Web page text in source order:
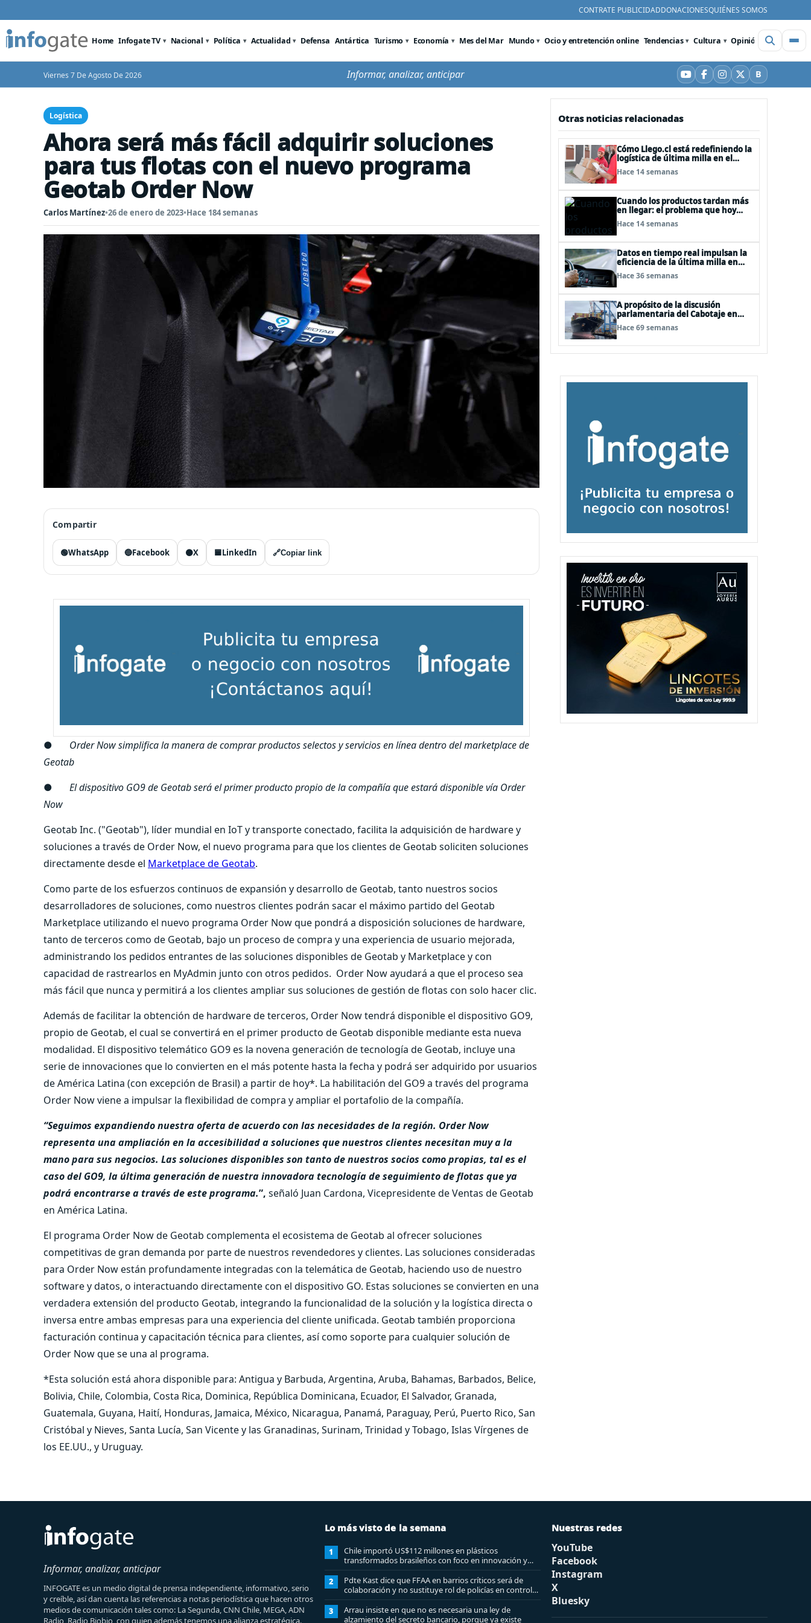
CONTRATE PUBLICIDADDONACIONESQUIÉNES SOMOS
Home Infogate TV Nacional Política Actualidad Defensa Antártica Turismo Economía Mes del Mar Mundo Ocio y entretención online Tendencias Cultura Opinión Videos
Viernes 7 De Agosto De 2026 Informar, analizar, anticipar YouTube
Facebook
Instagram
X BBluesky
Logística
Ahora será más fácil adquirir soluciones
para tus flotas con el nuevo programa
Geotab Order Now
Carlos Martínez•26 de enero de 2023•Hace 184 semanas
Compartir
🟢WhatsApp 🔵Facebook ⚫X 🟦LinkedIn 🔗Copiar link
● Order Now simplifica la manera de comprar productos selectos y servicios en línea dentro del marketplace de
Geotab
● El dispositivo GO9 de Geotab será el primer producto propio de la compañía que estará disponible vía Order
Now
Geotab Inc. ("Geotab"), líder mundial en IoT y transporte conectado, facilita la adquisición de hardware y
soluciones a través de Order Now, el nuevo programa para que los clientes de Geotab soliciten soluciones
directamente desde el Marketplace de Geotab.
Como parte de los esfuerzos continuos de expansión y desarrollo de Geotab, tanto nuestros socios
desarrolladores de soluciones, como nuestros clientes podrán sacar el máximo partido del Geotab
Marketplace utilizando el nuevo programa Order Now que pondrá a disposición soluciones de hardware,
tanto de terceros como de Geotab, bajo un proceso de compra y una experiencia de usuario mejorada,
administrando los pedidos entrantes de las soluciones disponibles de Geotab y Marketplace y con
capacidad de rastrearlos en MyAdmin junto con otros pedidos. Order Now ayudará a que el proceso sea
más fácil que nunca y permitirá a los clientes ampliar sus soluciones de gestión de flotas con solo hacer clic.
Además de facilitar la obtención de hardware de terceros, Order Now tendrá disponible el dispositivo GO9,
propio de Geotab, el cual se convertirá en el primer producto de Geotab disponible mediante esta nueva
modalidad. El dispositivo telemático GO9 es la novena generación de tecnología de Geotab, incluye una
serie de innovaciones que lo convierten en el más potente hasta la fecha y podrá ser adquirido por usuarios
de América Latina (con excepción de Brasil) a partir de hoy*. La habilitación del GO9 a través del programa
Order Now viene a impulsar la flexibilidad de compra y ampliar el portafolio de la compañía.
“Seguimos expandiendo nuestra oferta de acuerdo con las necesidades de la región. Order Now
representa una ampliación en la accesibilidad a soluciones que nuestros clientes necesitan muy a la
mano para sus negocios. Las soluciones disponibles son tanto de nuestros socios como propias, tal es el
caso del GO9, la última generación de nuestra innovadora tecnología de seguimiento de flotas que ya
podrá encontrarse a través de este programa.”, señaló Juan Cardona, Vicepresidente de Ventas de Geotab
en América Latina.
El programa Order Now de Geotab complementa el ecosistema de Geotab al ofrecer soluciones
competitivas de gran demanda por parte de nuestros revendedores y clientes. Las soluciones consideradas
para Order Now están profundamente integradas con la telemática de Geotab, haciendo uso de nuestro
software y datos, o interactuando directamente con el dispositivo GO. Estas soluciones se convierten en una
verdadera extensión del producto Geotab, integrando la funcionalidad de la solución y la logística directa o
inversa entre ambas empresas para una experiencia del cliente unificada. Geotab también proporciona
facturación continua y capacitación técnica para clientes, así como soporte para cualquier solución de
Order Now que se una al programa.
*Esta solución está ahora disponible para: Antigua y Barbuda, Argentina, Aruba, Bahamas, Barbados, Belice,
Bolivia, Chile, Colombia, Costa Rica, Dominica, República Dominicana, Ecuador, El Salvador, Granada,
Guatemala, Guyana, Haití, Honduras, Jamaica, México, Nicaragua, Panamá, Paraguay, Perú, Puerto Rico, San
Cristóbal y Nieves, Santa Lucía, San Vicente y las Granadinas, Surinam, Trinidad y Tobago, Islas Vírgenes de
los EE.UU., y Uruguay.
Otras noticias relacionadas
Cómo Llego.cl está redefiniendo la
logística de última milla en el
comercio online chileno
Hace 14 semanas
Cuando los productos tardan más
en llegar: el problema que hoy
enfrentan empresas y
consumidores
Hace 14 semanas
Datos en tiempo real impulsan la
eficiencia de la última milla en
Black Friday
Hace 36 semanas
A propósito de la discusión
parlamentaria del Cabotaje en
Chile
Hace 69 semanas
Informar, analizar, anticipar
INFOGATE es un medio digital de prensa independiente, informativo, serio
y creíble, así dan cuenta las referencias a notas periodística que hacen otros
medios de comunicación tales como: La Segunda, CNN Chile, MEGA, ADN
Radio, Radio Biobio, con quien además tenemos una alianza estratégica.
Lo más visto de la semana
1
Chile importó US$112 millones en plásticos
transformados brasileños con foco en innovación y
sostenibilidad
2
Pdte Kast dice que FFAA en barrios críticos será de
colaboración y no sustituye rol de policías en control
del orden público
3
Arrau insiste en que no es necesaria una ley de
alzamiento del secreto bancario, porque ya existe
Nuestras redes
YouTube
Facebook
Instagram
X
Bluesky